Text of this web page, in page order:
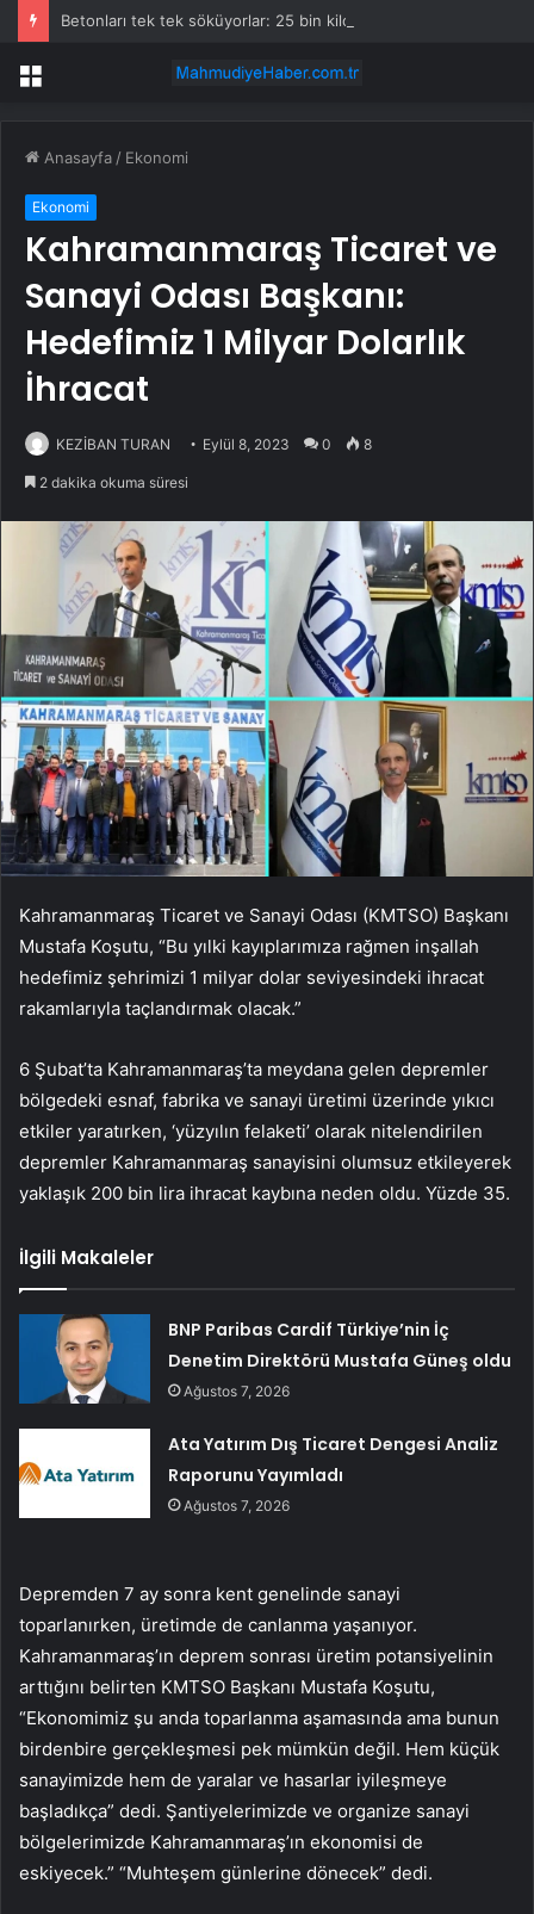
Menü
Anasayfa / Ekonomi
Ekonomi
Kahramanmaraş Ticaret ve
Sanayi Odası Başkanı:
Hedefimiz 1 Milyar Dolarlık
İhracat
KEZİBAN TURAN Eylül 8, 2023 0 8
2 dakika okuma süresi
Kahramanmaraş Ticaret ve Sanayi Odası (KMTSO) Başkanı
Mustafa Koşutu, “Bu yılki kayıplarımıza rağmen inşallah
hedefimiz şehrimizi 1 milyar dolar seviyesindeki ihracat
rakamlarıyla taçlandırmak olacak.”
6 Şubat’ta Kahramanmaraş’ta meydana gelen depremler
bölgedeki esnaf, fabrika ve sanayi üretimi üzerinde yıkıcı
etkiler yaratırken, ‘yüzyılın felaketi’ olarak nitelendirilen
depremler Kahramanmaraş sanayisini olumsuz etkileyerek
yaklaşık 200 bin lira ihracat kaybına neden oldu. Yüzde 35.
İlgili Makaleler
BNP Paribas Cardif Türkiye’nin İç
Denetim Direktörü Mustafa Güneş oldu
Ağustos 7, 2026
Ata Yatırım Dış Ticaret Dengesi Analiz
Raporunu Yayımladı
Ağustos 7, 2026
Depremden 7 ay sonra kent genelinde sanayi
toparlanırken, üretimde de canlanma yaşanıyor.
Kahramanmaraş’ın deprem sonrası üretim potansiyelinin
arttığını belirten KMTSO Başkanı Mustafa Koşutu,
“Ekonomimiz şu anda toparlanma aşamasında ama bunun
birdenbire gerçekleşmesi pek mümkün değil. Hem küçük
sanayimizde hem de yaralar ve hasarlar iyileşmeye
başladıkça” dedi. Şantiyelerimizde ve organize sanayi
bölgelerimizde Kahramanmaraş’ın ekonomisi de
eskiyecek.” “Muhteşem günlerine dönecek” dedi.